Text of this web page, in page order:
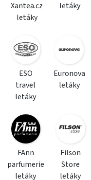
Xantea.cz
letáky
letáky
ESO
travel
letáky
Euronova
letáky
FAnn
parfumerie
letáky
Filson
Store
letáky